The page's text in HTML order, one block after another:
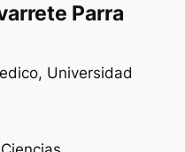
Parra
Universidad